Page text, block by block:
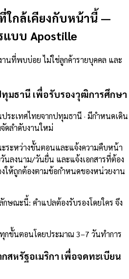
กล้เคียงกับหน้านี้ —
แบบ Apostille
นที่พบบ่อย ไม่ใช่ลูกค้ารายบุคคล และ
ทุมธานี เพื่อรับรองวุฒิการศึกษา
ะเทศไทยจากปทุมธานี · มีกำหนดเดิน
ดลำดับงานใหม่
ระหว่างขั้นตอนและแจ้งความคืบหน้า
นลงนาม/วันยื่น และแจ้งเอกสารที่ต้อง
งให้ถูกต้องตามข้อกำหนดของหน่วยงาน
กษณะนี้: คำแปลต้องรับรองโดยใคร จึง
กขั้นตอนโดยประมาณ 3–7 วันทำการ
สหรัฐอเมริกา เพื่อจดทะเบียน